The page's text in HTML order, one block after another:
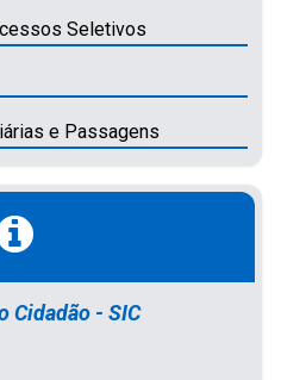
Seletivos
e Passagens
Cidadão - SIC